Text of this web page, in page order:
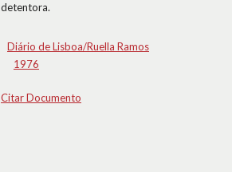
detentora.
Diário de Lisboa/Ruella Ramos
1976
Citar Documento